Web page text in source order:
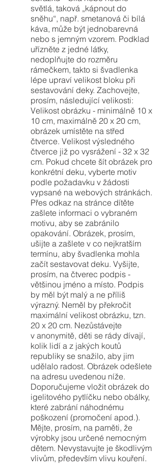
světlá, taková „kápnout do
sněhu“, např. smetanová či bílá
káva, může být jednobarevná
nebo s jemným vzorem. Podklad
uřízněte z jedné látky,
nedoplňujte do rozměru
rámečkem, takto si švadlenka
lépe upraví velikost bloku při
sestavování deky. Zachovejte,
prosím, následující velikosti:
Velikost obrázku - minimálně 10 x
10 cm, maximálně 20 x 20 cm,
obrázek umístěte na střed
čtverce. Velikost výsledného
čtverce již po vysrážení - 32 x 32
cm. Pokud chcete šít obrázek pro
konkrétní deku, vyberte motiv
podle požadavku v žádosti
vypsané na webových stránkách.
Přes odkaz na stránce dítěte
zašlete informaci o vybraném
motivu, aby se zabránilo
opakování. Obrázek, prosím,
ušijte a zašlete v co nejkratším
termínu, aby švadlenka mohla
začít sestavovat deku. Vyšijte,
prosím, na čtverec podpis -
většinou jméno a místo. Podpis
by měl být malý a ne příliš
výrazný. Neměl by překročit
maximální velikost obrázku, tzn.
20 x 20 cm. Nezůstávejte
v anonymitě, děti se rády dívají,
kolik lidí a z jakých koutů
republiky se snažilo, aby jim
udělalo radost. Obrázek odešlete
na adresu uvedenou níže.
Doporučujeme vložit obrázek do
igelitového pytlíčku nebo obálky,
které zabrání náhodnému
poškození (promočení apod.).
Mějte, prosím, na paměti, že
výrobky jsou určené nemocným
dětem. Nevystavujte je škodlivým
vlivům, především vlivu kouření.